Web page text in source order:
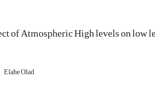
of Atmospheric High levels on low
Elahe Olad